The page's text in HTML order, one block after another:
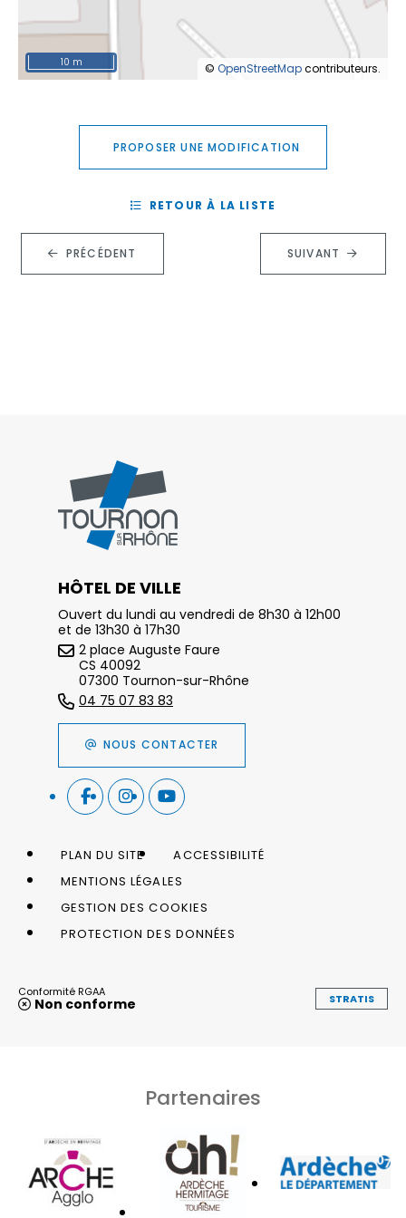
© OpenStreetMapcontributeurs.
10 m
PROPOSER UNE MODIFICATION
PRÉCÉDENT
RETOUR À LA LISTE
SUIVANT
HÔTEL DE VILLE
Ouvert du lundi au vendredi de 8h30 à 12h00
et de 13h30 à 17h30
2 place Auguste Faure
CS 40092
07300 Tournon-sur-Rhône
04 75 07 83 83
NOUS CONTACTER
PLAN DU SITE
ACCESSIBILITÉ
MENTIONS LÉGALES
GESTION DES COOKIES
PROTECTION DES DONNÉES
Conformité RGAA
Non conforme STRATIS
Partenaires